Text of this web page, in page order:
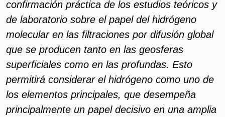
confirmación práctica de los estudios teóricos y
de laboratorio sobre el papel del hidrógeno
molecular en las filtraciones por difusión global
que se producen tanto en las geosferas
superficiales como en las profundas. Esto
permitirá considerar el hidrógeno como uno de
los elementos principales, que desempeña
principalmente un papel decisivo en una amplia